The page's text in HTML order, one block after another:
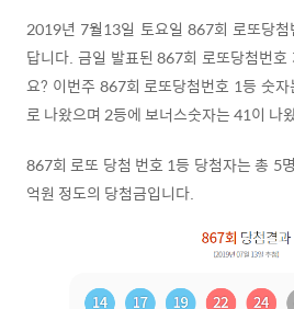
2019년 7월13일 토요일 867회 로또당
답니다. 금일 발표된 867회 로또당첨번
요? 이번주 867회 로또당첨번호 1등 숫
로 나왔으며 2등에 보너스숫자는 41이 나
867회 로또 당첨 번호 1등 당첨자는 총 5
억원 정도의 당첨금입니다.